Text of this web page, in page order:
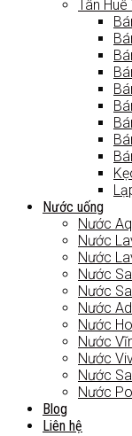
Tân Huê
Nước uống
Nước
Nước
Nước
Nước
Nước
Nước
Nước
Nước
Nước
Nước
Nước
Blog
Liên hệ